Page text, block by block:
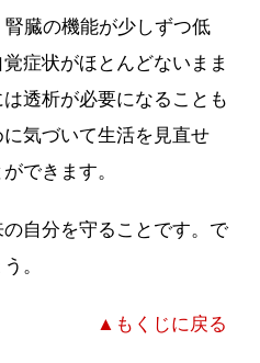
臓の機能が少しずつ低
症状がほとんどないまま
透析が必要になることも
気づいて生活を見直せ
できます。
自分を守ることです。で
。
▲もくじに戻る